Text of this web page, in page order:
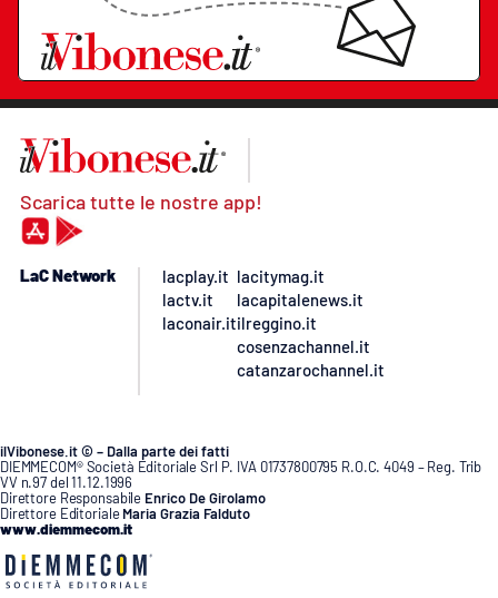
Scarica tutte le nostre app!
LaC Network
lacplay.it
lactv.it
laconair.it
lacitymag.it
lacapitalenews.it
ilreggino.it
cosenzachannel.it
catanzarochannel.it
ilVibonese.it © – Dalla parte dei fatti
DIEMMECOM® Società Editoriale Srl P. IVA 01737800795 R.O.C. 4049 – Reg. Trib
VV n.97 del 11.12.1996
Direttore Responsabile Enrico De Girolamo
Direttore Editoriale Maria Grazia Falduto
www.diemmecom.it